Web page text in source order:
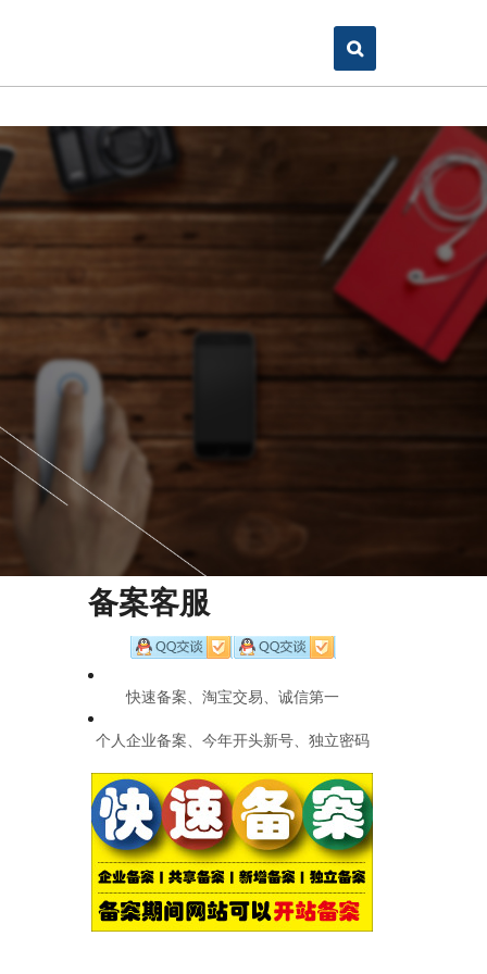
备案客服
快速备案、淘宝交易、诚信第一
个人企业备案、今年开头新号、独立密码